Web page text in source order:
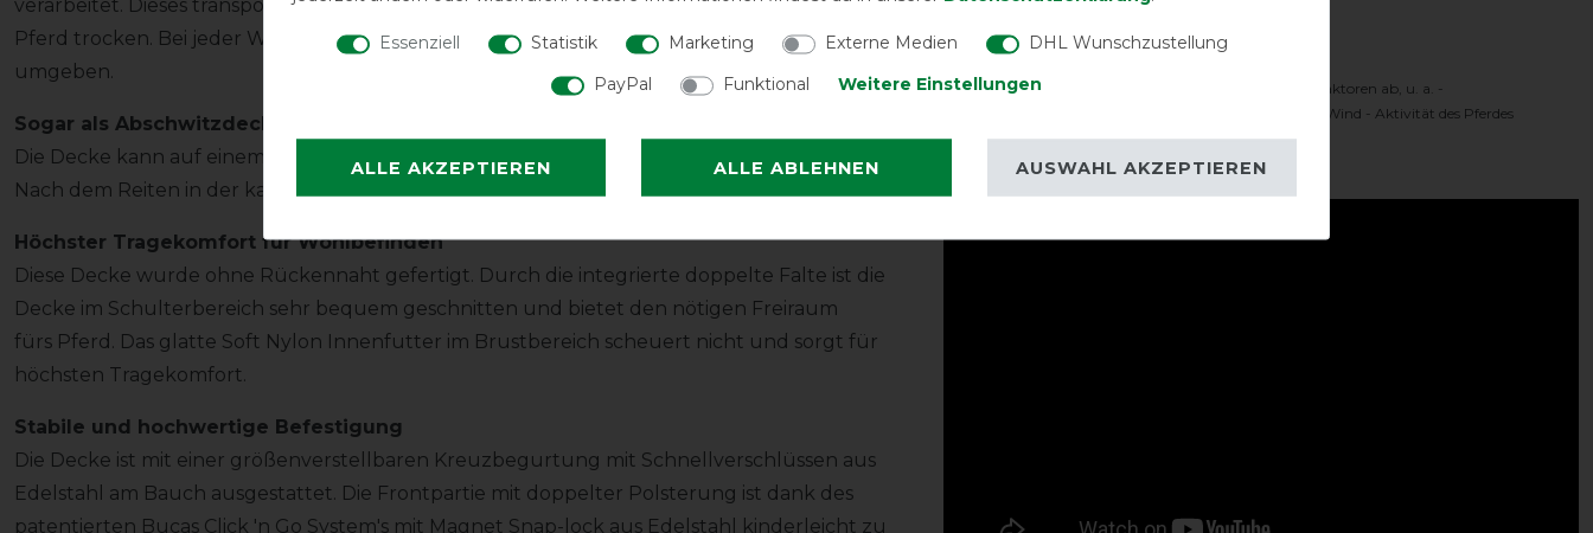
verarbeitet. Dieses transportiert Schweiß und Nässe schnell nach außen und hält das
Pferd trocken. Bei jeder Wetterbedingung ist das Pferd von einem ausgeglichenen Klima
umgeben.
Sogar als Abschwitzdecke verwendbar
Die Decke kann auf einem nassen Pferd genauso benutzt werden, wie eine Abschwitzdecke.
Nach dem Reiten in der kalten Jahreszeit ist das Pferd in kürzester Zeit abgeschwitzt.
Höchster Tragekomfort für Wohlbefinden
Diese Decke wurde ohne Rückennaht gefertigt. Durch die integrierte doppelte Falte ist die
Decke im Schulterbereich sehr bequem geschnitten und bietet den nötigen Freiraum
fürs Pferd. Das glatte Soft Nylon Innenfutter im Brustbereich scheuert nicht und sorgt für
höchsten Tragekomfort.
Stabile und hochwertige Befestigung
Die Decke ist mit einer größenverstellbaren Kreuzbegurtung mit Schnellverschlüssen aus
Edelstahl am Bauch ausgestattet. Die Frontpartie mit doppelter Polsterung ist dank des
patentierten Bucas Click 'n Go System's mit Magnet Snap-lock aus Edelstahl kinderleicht zu
Komfortbereich
*Der tatsächliche Temperaturbereich hängt von vielen Faktoren ab, u. a. -
geschoren/ungeschoren - Sonnenschein - Feuchtigkeit - Wind - Aktivität des Pferdes
Produktvideo:
Essenziell Statistik Marketing Externe Medien
DHL Wunschzustellung
PayPal
Funktional Weitere Einstellungen
ALLE AKZEPTIEREN ALLE ABLEHNEN AUSWAHL AKZEPTIEREN